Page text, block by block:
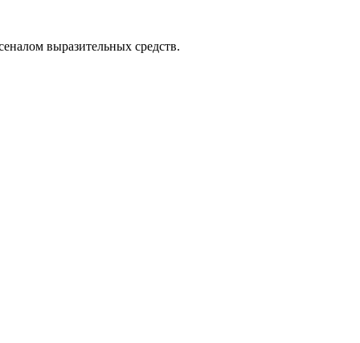
выразительных средств.